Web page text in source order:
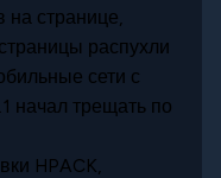
на странице,
распухли
сети с
начал трещать по
HPACK,